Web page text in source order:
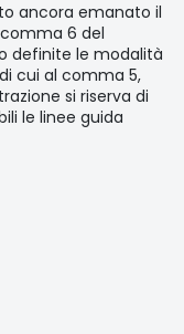
ancora emanato il
6 del
definite le modalità
cui al comma 5,
si riserva di
le linee guida